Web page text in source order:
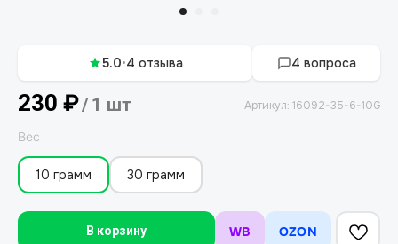
5.0•4 отзыва 4 вопроса
230 ₽/1 шт Артикул: 16092-35-6-10G
Вес
10 грамм 30 грамм
В корзину WB OZON